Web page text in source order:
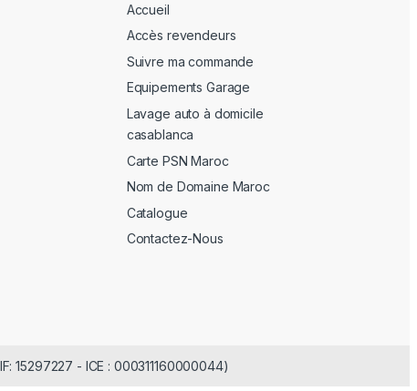
Accueil
Accès revendeurs
Suivre ma commande
Equipements Garage
Lavage auto à domicile
casablanca
Carte PSN Maroc
Nom de Domaine Maroc
Catalogue
Contactez-Nous
15297227 - ICE : 000311160000044)